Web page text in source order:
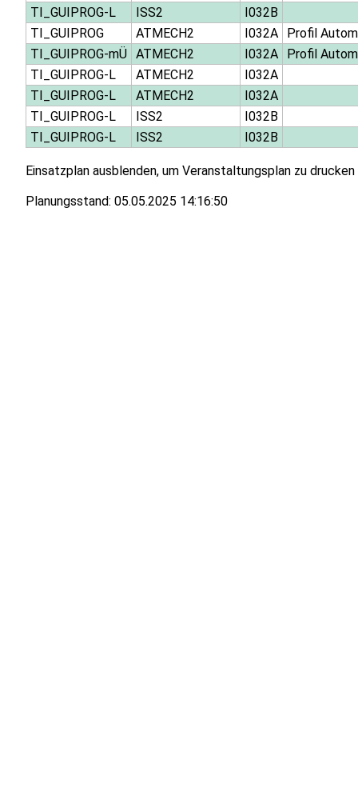
TI_GUIPROG-L
ISS2
I032B
TI_GUIPROG
ATMECH2 I032A
Profil
TI_GUIPROG-mÜ ATMECH2 I032A
Profil
TI_GUIPROG-L
ATMECH2
I032A
TI_GUIPROG-L
ATMECH2
I032A
TI_GUIPROG-L
ISS2
I032B
TI_GUIPROG-L
ISS2 I032B
Einsatzplan ausblenden, um Veranstaltungsplan zu drucken
Planungsstand: 05.05.2025 14:16:50